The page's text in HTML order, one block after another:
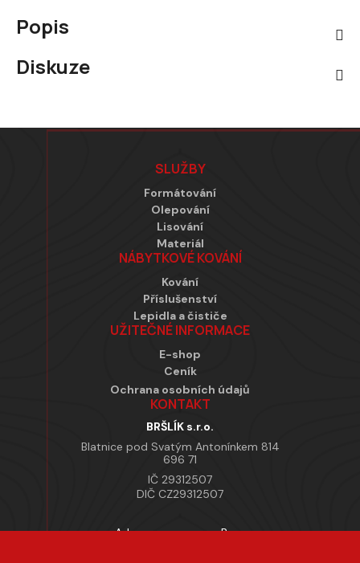
Popis
Diskuze
Zápatí
SLUŽBY
Formátování
Olepování
Lisování
Materiál
NÁBYTKOVÉ KOVÁNÍ
Kování
Příslušenství
Lepidla a čističe
UŽITEČNÉ INFORMACE
E-shop
Ceník
Ochrana osobních údajů
KONTAKT
BRŠLÍK s.r.o.
Blatnice pod Svatým Antonínkem 814
696 71
IČ 29312507
DIČ CZ29312507
Adresa provozovny Brno